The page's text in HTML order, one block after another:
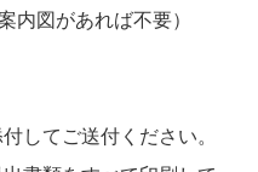
図があれば不要）
してご送付ください。